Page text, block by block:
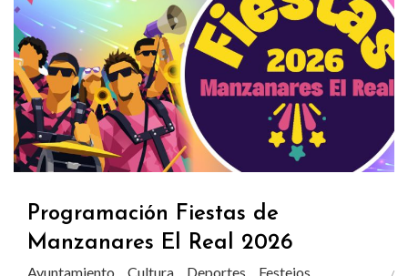
Programación Fiestas de
Manzanares El Real 2026
Ayuntamiento , Cultura, Deportes , Festejos ,